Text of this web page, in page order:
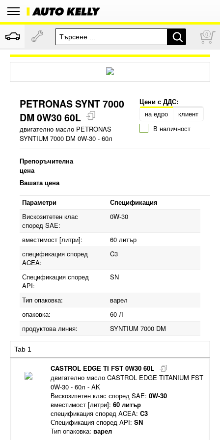
0
PETRONAS SYNT 7000
DM 0W30 60L
двигателно масло PETRONAS
SYNTIUM 7000 DM 0W-30 - 60л
Цени с ДДС:
на едро
клиент
В наличност
Препоръчителна
цена
Вашата цена
Параметри
Спецификация
Вискозитетен клас
според SAE:
0W-30
вместимост [литри]:
60 литър
спецификация според
ACEA:
C3
Спецификация според
API:
SN
Тип опаковка:
варел
опаковка:
60 Л
продуктова линия:
SYNTIUM 7000 DM
CASTROL EDGE TI FST 0W30 60L
двигателно масло CASTROL EDGE TITANIUM FST
0W-30 - 60л - AK
Вискозитетен клас според SAE: 0W-30
вместимост [литри]: 60 литър
спецификация според ACEA: C3
Спецификация според API: SN
Тип опаковка: варел